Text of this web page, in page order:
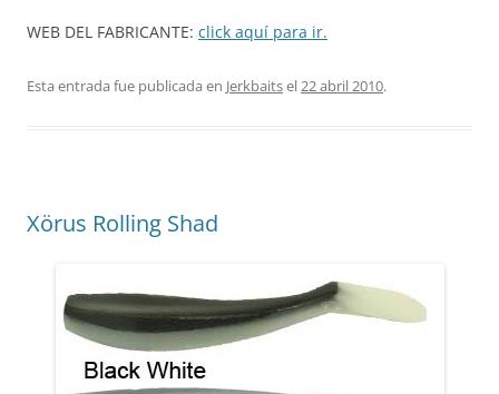
WEB DEL FABRICANTE: click aquí para ir.
Esta entrada fue publicada en Jerkbaitsel22 abril 2010.
Xörus Rolling Shad